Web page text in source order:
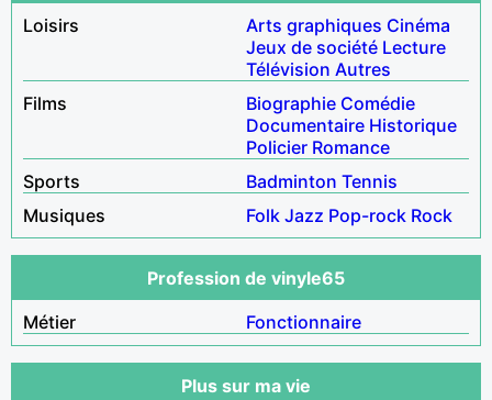
Loisirs
Arts graphiques Cinéma
Jeux de société Lecture
Télévision Autres
Films
Biographie Comédie
Documentaire Historique
Policier Romance
Sports
Badminton Tennis
Musiques
Folk Jazz Pop-rock Rock
Profession de vinyle65
Métier
Fonctionnaire
Plus sur ma vie